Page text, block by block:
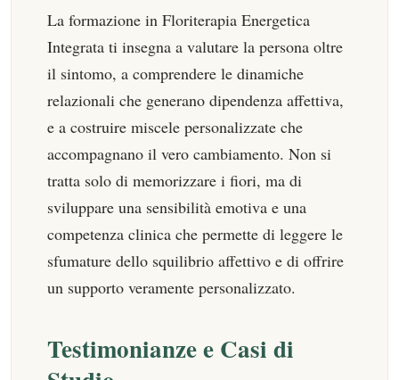
La formazione in Floriterapia Energetica
Integrata ti insegna a valutare la persona oltre
il sintomo, a comprendere le dinamiche
relazionali che generano dipendenza affettiva,
e a costruire miscele personalizzate che
accompagnano il vero cambiamento. Non si
tratta solo di memorizzare i fiori, ma di
sviluppare una sensibilità emotiva e una
competenza clinica che permette di leggere le
sfumature dello squilibrio affettivo e di offrire
un supporto veramente personalizzato.
Testimonianze e Casi di